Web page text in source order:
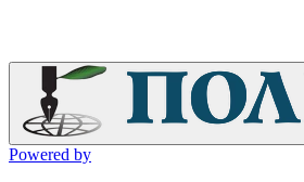
Powered by